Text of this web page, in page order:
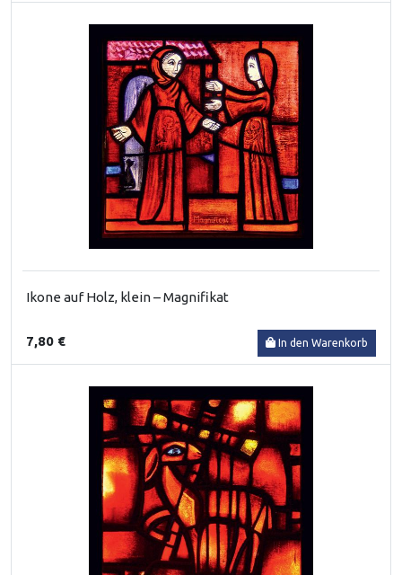
Ikone auf Holz, klein – Magnifikat
7,80 € In den Warenkorb